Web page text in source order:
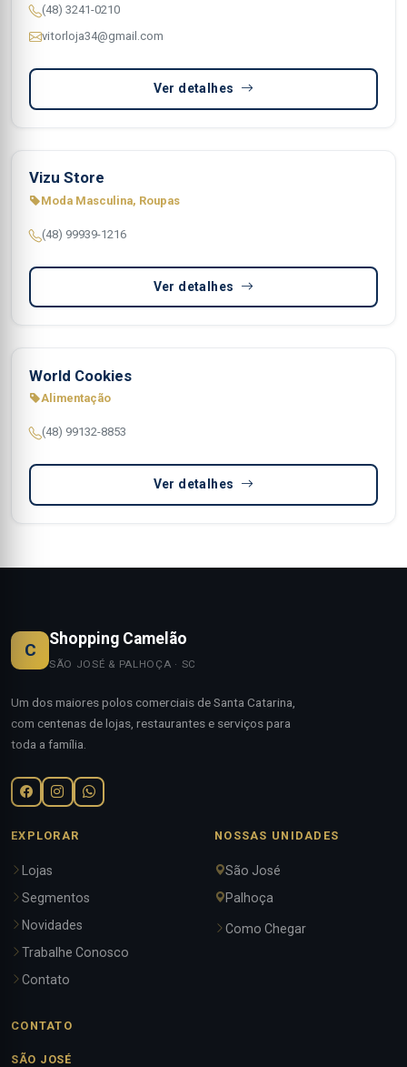
(48) 3241-0210
vitorloja34@gmail.com
Ver detalhes
Vizu Store
Moda Masculina, Roupas
(48) 99939-1216
Ver detalhes
World Cookies
Alimentação
(48) 99132-8853
Ver detalhes
C
Shopping Camelão
SÃO JOSÉ & PALHOÇA · SC
Um dos maiores polos comerciais de Santa Catarina,
com centenas de lojas, restaurantes e serviços para
toda a família.
EXPLORAR
Lojas
Segmentos
Novidades
Trabalhe Conosco
Contato
NOSSAS UNIDADES
São José
Palhoça
Como Chegar
CONTATO
SÃO JOSÉ